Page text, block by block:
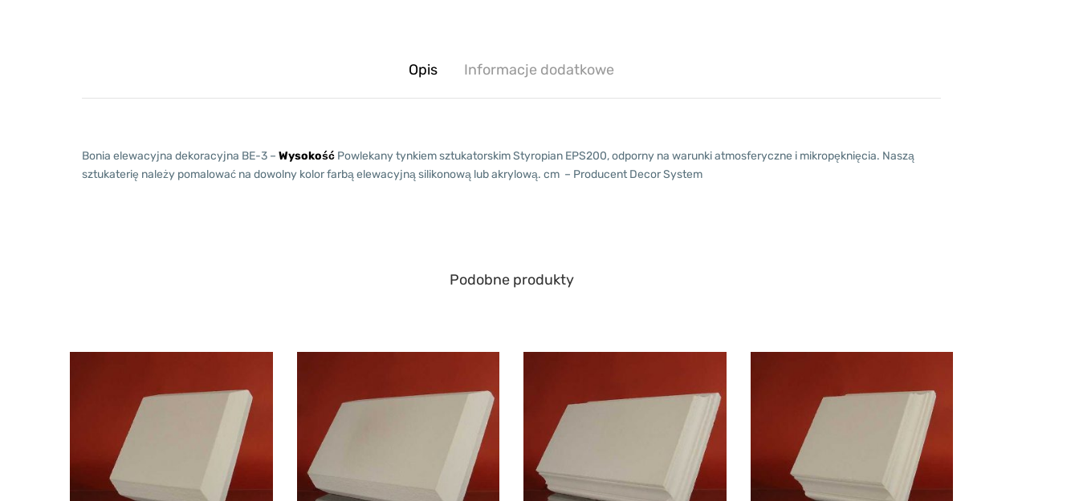
Opis Informacje dodatkowe
Bonia elewacyjna dekoracyjna BE-3 – Wysokość Powlekany tynkiem sztukatorskim Styropian EPS200, odporny na warunki atmosferyczne i mikropęknięcia. Naszą
sztukaterię należy pomalować na dowolny kolor farbą elewacyjną silikonową lub akrylową. cm – Producent Decor System
Podobne produkty